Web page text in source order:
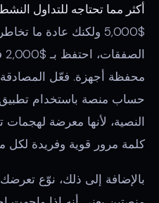
أكثر مما تحتاجه للتداول
حساب منصة باستخدام
كلمة مرور قوية وفريدة لكل
بالإضافة إلى ذلك، نوّع